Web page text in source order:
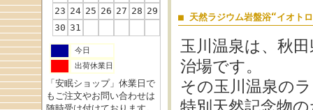
23 24 25 26 27 28 29
30 31
今日
出荷休業日
「安眠ショップ」休業日で
もご注文やお問い合わせは
■ 天然ラジウム岩盤浴“イオト
玉川温泉は、秋
治場です。
その玉川温泉の